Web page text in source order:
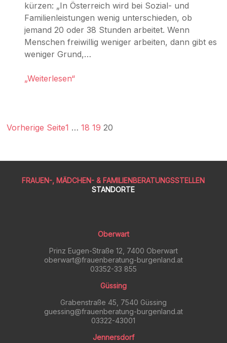
kürzen: „In Österreich wird bei Sozial- und
Familienleistungen wenig unterschieden, ob
jemand 20 oder 38 Stunden arbeitet. Wenn
Menschen freiwillig weniger arbeiten, dann gibt es
weniger Grund,…
„Weiterlesen“
Vorherige Seite1 … 18 19 20
FRAUEN-, MÄDCHEN- & FAMILIENBERATUNGSSTELLEN
STANDORTE
Oberwart
Prinz Eugen-Straße 12, 7400 Oberwart
oberwart@frauenberatung-burgenland.at
03352-33 855
Güssing
Grabenstraße 45, 7540 Güssing
guessing@frauenberatung-burgenland.at
03322-43001
Jennersdorf